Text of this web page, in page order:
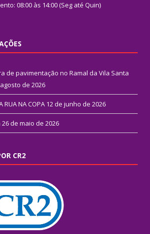
08:00 às 14:00 (Seg até Quin)
de pavimentação no Ramal da Vila Santa
de 2026
NA COPA 12 de junho de 2026
26 de maio de 2026
CR2